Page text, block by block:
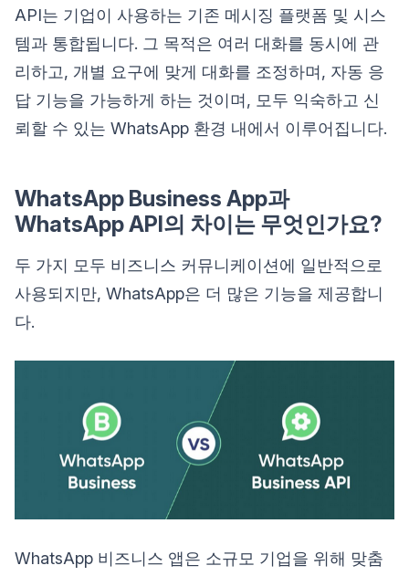
API는 기업이 사용하는 기존 메시징 플랫폼 및 시스
템과 통합됩니다. 그 목적은 여러 대화를 동시에 관
리하고, 개별 요구에 맞게 대화를 조정하며, 자동 응
답 기능을 가능하게 하는 것이며, 모두 익숙하고 신
뢰할 수 있는 WhatsApp 환경 내에서 이루어집니다.
WhatsApp Business App과
WhatsApp API의 차이는 무엇인가요?
두 가지 모두 비즈니스 커뮤니케이션에 일반적으로
사용되지만, WhatsApp은 더 많은 기능을 제공합니
다.
WhatsApp 비즈니스 앱은 소규모 기업을 위해 맞춤